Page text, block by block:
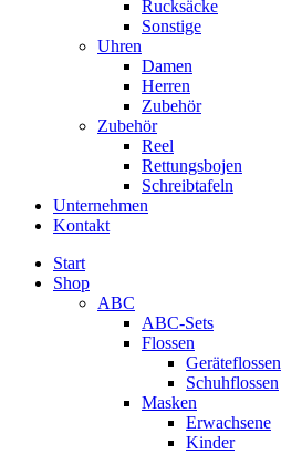
Rucksäcke
Sonstige
Uhren
Damen
Herren
Zubehör
Zubehör
Reel
Rettungsbojen
Schreibtafeln
Unternehmen
Kontakt
Start
Shop
ABC
ABC-Sets
Flossen
Geräteflossen
Schuhflossen
Masken
Erwachsene
Kinder